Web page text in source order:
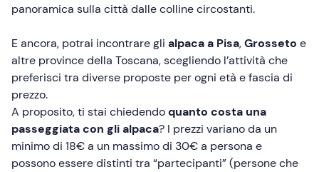
panoramica sulla città dalle colline circostanti.
E ancora, potrai incontrare gli alpaca a Pisa,Grosseto e
altre province della Toscana, scegliendo l’attività che
preferisci tra diverse proposte per ogni età e fascia di
prezzo.
A proposito, ti stai chiedendoquanto costa una
passeggiata con gli alpaca? I prezzi variano da un
minimo di 18€ a un massimo di 30€ a persona e
possono essere distinti tra “partecipanti” (persone che